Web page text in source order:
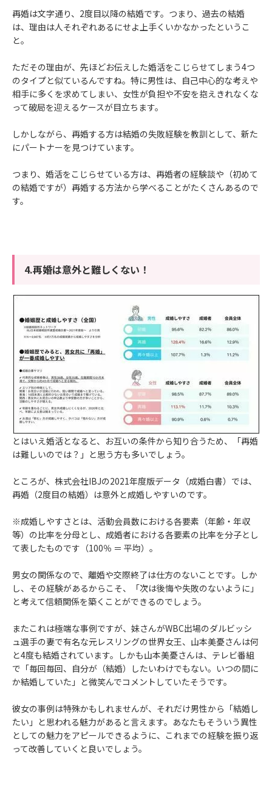
再婚は文字通り、2度目以降の結婚です。つまり、過去の結婚
は、理由は人それぞれあるにせよ上手くいかなかったというこ
と。
ただその理由が、先ほどお伝えした婚活をこじらせてしまう4つ
のタイプと似ているんですね。特に男性は、自己中心的な考えや
相手に多くを求めてしまい、女性が負担や不安を抱えきれなくな
って破局を迎えるケースが目立ちます。
しかしながら、再婚する方は結婚の失敗経験を教訓として、新た
にパートナーを見つけています。
つまり、婚活をこじらせている方は、再婚者の経験談や（初めて
の結婚ですが）再婚する方法から学べることがたくさんあるので
す。
4.再婚は意外と難しくない！
とはいえ婚活となると、お互いの条件から知り合うため、「再婚
は難しいのでは？」と思う方も多いでしょう。
ところが、株式会社IBJの2021年度版データ（成婚白書）では、
再婚（2度目の結婚）は意外と成婚しやすいのです。
※成婚しやすさとは、活動会員数における各要素（年齢・年収
等）の比率を分母とし、成婚者における各要素の比率を分子とし
て表したものです（100％ ＝ 平均）。
男女の関係なので、離婚や交際終了は仕方のないことです。しか
し、その経験があるからこそ、「次は後悔や失敗のないように」
と考えて信頼関係を築くことができるのでしょう。
またこれは極端な事例ですが、妹さんがWBC出場のダルビッシ
ュ選手の妻で有名な元レスリングの世界女王、山本美憂さんは何
と4度も結婚されています。しかも山本美憂さんは、テレビ番組
で「毎回毎回、自分が（結婚）したいわけでもない。いつの間に
か結婚していた」と微笑んでコメントしていたそうです。
彼女の事例は特殊かもしれませんが、それだけ男性から「結婚し
たい」と思われる魅力があると言えます。あなたもそういう異性
としての魅力をアピールできるように、これまでの経験を振り返
って改善していくと良いでしょう。